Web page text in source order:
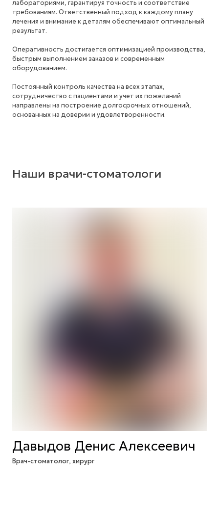
лабораториями, гарантируя точность и соответствие
требованиям. Ответственный подход к каждому плану
лечения и внимание к деталям обеспечивают оптимальный
результат.
Оперативность достигается оптимизацией производства,
быстрым выполнением заказов и современным
оборудованием.
Постоянный контроль качества на всех этапах,
сотрудничество с пациентами и учет их пожеланий
направлены на построение долгосрочных отношений,
основанных на доверии и удовлетворенности.
Наши врачи-стоматологи
Давыдов Денис Алексеевич
Врач-стоматолог, хирург